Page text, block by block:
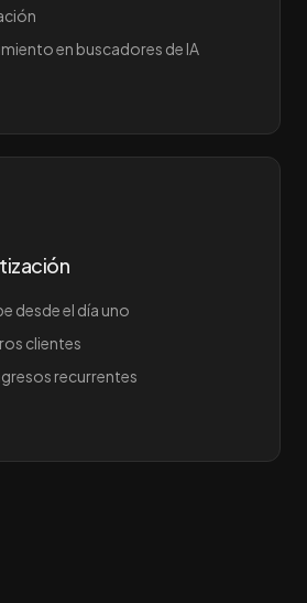
en buscadores de IA
desde el día uno
clientes
recurrentes